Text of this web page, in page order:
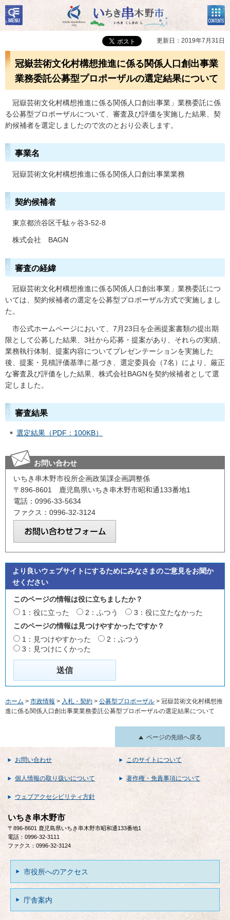
いちき串木野市
検
索・
共通
コン
テン
ツメ
ニュ
更新日：2019年7月31日
冠嶽芸術文化村構想推進に係る関係人口創出事業
業務委託公募型プロポーザルの選定結果について
冠嶽芸術文化村構想推進に係る関係人口創出事業」業務委託に係
る公募型プロポーザルについて、審査及び評価を実施した結果、契
約候補者を選定しましたので次のとおり公表します。
事業名
冠嶽芸術文化村構想推進に係る関係人口創出事業業務
契約候補者
東京都渋谷区千駄ヶ谷3-52-8
株式会社 BAGN
審査の経緯
冠嶽芸術文化村構想推進に係る関係人口創出事業」業務委託につ
いては、契約候補者の選定を公募型プロポーザル方式で実施しまし
た。
市公式ホームページにおいて、7月23日を企画提案書類の提出期
限として公募した結果、3社から応募・提案があり、それらの実績、
業務執行体制、提案内容についてプレゼンテーションを実施した
後、提案・見積評価基準に基づき、選定委員会（7名）により、厳正
な審査及び評価をした結果、株式会社BAGNを契約候補者として選
定しました。
審査結果
選定結果（PDF：100KB）
お問い合わせ
いちき串木野市役所企画政策課企画調整係
〒896-8601 鹿児島県いちき串木野市昭和通133番地1
電話：0996-33-5634
ファクス：0996-32-3124
より良いウェブサイトにするためにみなさまのご意見をお聞か
せください
このページの情報は役に立ちましたか？
1：役に立った
2：ふつう
3：役に立たなかった
このページの情報は見つけやすかったですか？
1：見つけやすかった
2：ふつう
3：見つけにくかった
ホーム > 市政情報 > 入札・契約 > 公募型プロポーザル > 冠嶽芸術文化村構想推
進に係る関係人口創出事業業務委託公募型プロポーザルの選定結果について
ページの先頭へ戻る
お問い合わせ このサイトについて
個人情報の取り扱いについて 著作権・免責事項について
ウェブアクセシビリティ方針
いちき串木野市
〒896-8601 鹿児島県いちき串木野市昭和通133番地1
電話：0996-32-3111
ファクス：0996-32-3124
市役所へのアクセス
庁舎案内